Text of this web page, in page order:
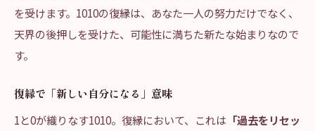
を受けます。1010の復縁は、あなた一人の努力だけでなく、
天界の後押しを受けた、可能性に満ちた新たな始まりなので
す。
復縁で「新しい自分になる」意味
1と0が織りなす1010。復縁において、これは 「過去をリセッ